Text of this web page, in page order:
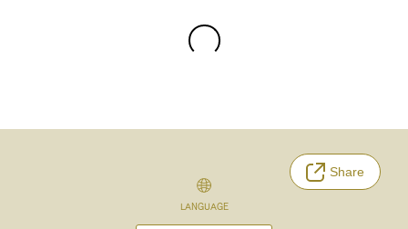
Share
LANGUAGE